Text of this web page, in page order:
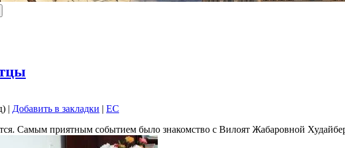
| Добавить в закладки | EC
Самым приятным событием было знакомство с Вилоят Жабаровной